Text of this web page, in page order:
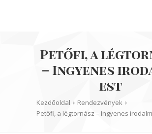
Petőfi, a
– Ingyenes
est
Kezdőoldal
Rendezvények
Petőfi, a légtornász – Ingyenes